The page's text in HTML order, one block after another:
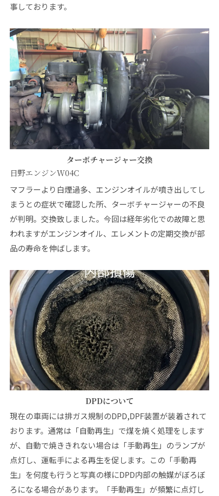
事しております。
ターボチャージャー交換
日野エンジンW04C
マフラーより白煙過多、エンジンオイルが噴き出してし
まうとの症状で確認した所、ターボチャージャーの不良
が判明。交換致しました。今回は経年劣化での故障と思
われますがエンジンオイル、エレメントの定期交換が部
品の寿命を伸ばします。
DPDについて
現在の車両には排ガス規制のDPD,DPF装置が装着されて
おります。通常は「自動再生」で煤を焼く処理をします
が、自動で焼ききれない場合は「手動再生」のランプが
点灯し、運転手による再生を促します。この「手動再
生」を何度も行うと写真の様にDPD内部の触媒がぼろぼ
ろになる場合があります。「手動再生」が頻繁に点灯し